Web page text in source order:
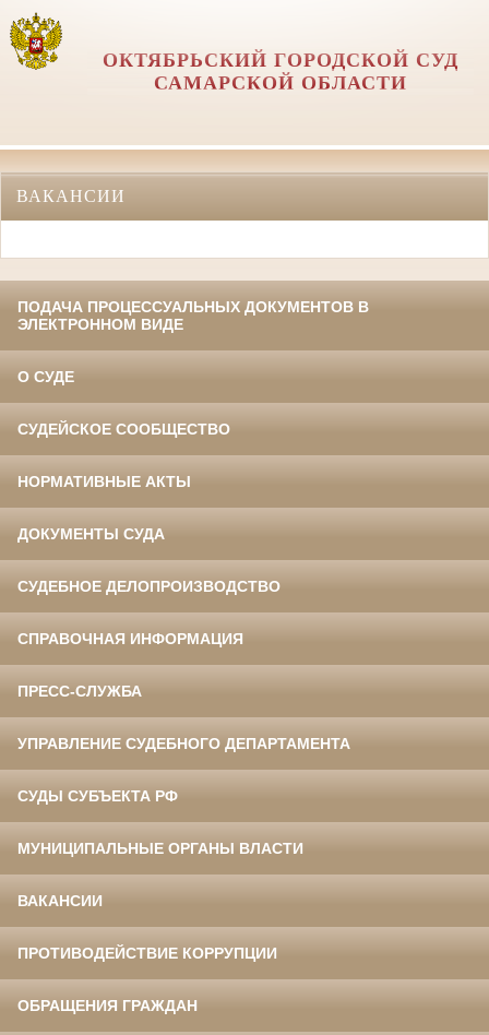
ОКТЯБРЬСКИЙ ГОРОДСКОЙ СУД
САМАРСКОЙ ОБЛАСТИ
ВАКАНСИИ
ПОДАЧА ПРОЦЕССУАЛЬНЫХ ДОКУМЕНТОВ В
ЭЛЕКТРОННОМ ВИДЕ
О СУДЕ
СУДЕЙСКОЕ СООБЩЕСТВО
НОРМАТИВНЫЕ АКТЫ
ДОКУМЕНТЫ СУДА
СУДЕБНОЕ ДЕЛОПРОИЗВОДСТВО
СПРАВОЧНАЯ ИНФОРМАЦИЯ
ПРЕСС-СЛУЖБА
УПРАВЛЕНИЕ СУДЕБНОГО ДЕПАРТАМЕНТА
СУДЫ СУБЪЕКТА РФ
МУНИЦИПАЛЬНЫЕ ОРГАНЫ ВЛАСТИ
ВАКАНСИИ
ПРОТИВОДЕЙСТВИЕ КОРРУПЦИИ
ОБРАЩЕНИЯ ГРАЖДАН